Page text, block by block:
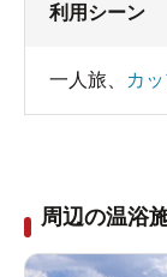
貸しタオルなど
利用シーン
一人旅 カ
周辺の温浴